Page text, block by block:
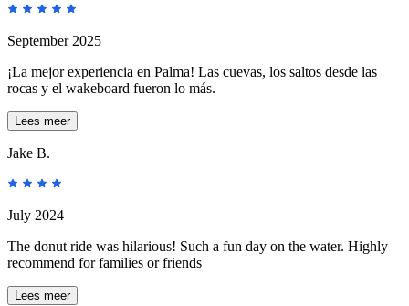
September 2025
¡La mejor experiencia en Palma! Las cuevas, los saltos desde las
rocas y el wakeboard fueron lo más.
Lees meer
Jake B.
July 2024
The donut ride was hilarious! Such a fun day on the water. Highly
recommend for families or friends
Lees meer